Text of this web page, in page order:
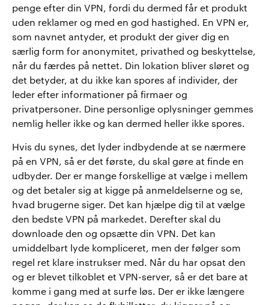
penge efter din VPN, fordi du dermed får et produkt
uden reklamer og med en god hastighed. En VPN er,
som navnet antyder, et produkt der giver dig en
særlig form for anonymitet, privathed og beskyttelse,
når du færdes på nettet. Din lokation bliver sløret og
det betyder, at du ikke kan spores af individer, der
leder efter informationer på firmaer og
privatpersoner. Dine personlige oplysninger gemmes
nemlig heller ikke og kan dermed heller ikke spores.
Hvis du synes, det lyder indbydende at se nærmere
på en VPN, så er det første, du skal gøre at finde en
udbyder. Der er mange forskellige at vælge i mellem
og det betaler sig at kigge på anmeldelserne og se,
hvad brugerne siger. Det kan hjælpe dig til at vælge
den bedste VPN på markedet. Derefter skal du
downloade den og opsætte din VPN. Det kan
umiddelbart lyde kompliceret, men der følger som
regel ret klare instrukser med. Når du har opsat den
og er blevet tilkoblet et VPN-server, så er det bare at
komme i gang med at surfe løs. Der er ikke længere